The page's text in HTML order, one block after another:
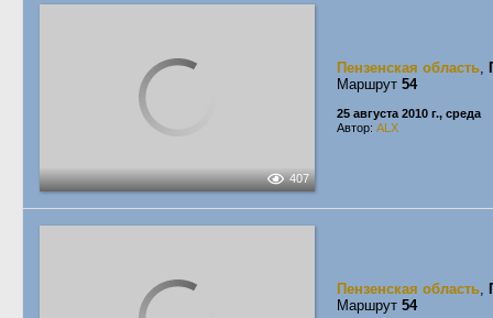
407
Пензенская область,
Маршрут 54
25 августа 2010 г., среда
Автор: ALX
Пензенская область,
Маршрут 54